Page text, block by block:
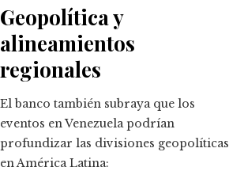
Geopolítica y
alineamientos
regionales
El banco también subraya que los
eventos en Venezuela podrían
profundizar las divisiones geopolíticas
en América Latina: